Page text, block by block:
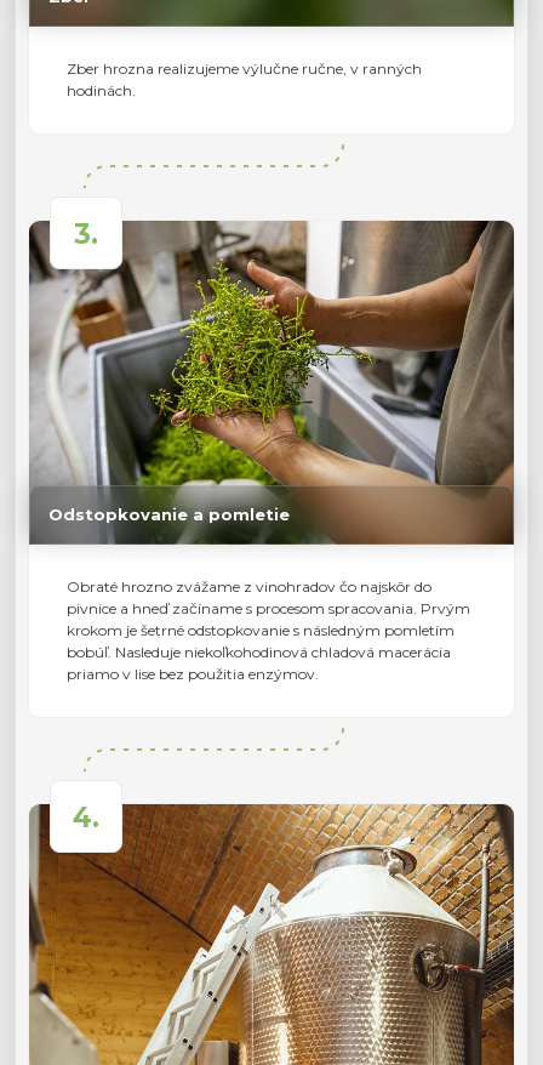
Zber hrozna realizujeme výlučne ručne, v ranných
hodinách.
3.
Odstopkovanie a pomletie
Obraté hrozno zvážame z vinohradov čo najskôr do
pivnice a hneď začíname s procesom spracovania. Prvým
krokom je šetrné odstopkovanie s následným pomletím
bobúľ. Nasleduje niekoľkohodinová chladová macerácia
priamo v lise bez použitia enzýmov.
4.